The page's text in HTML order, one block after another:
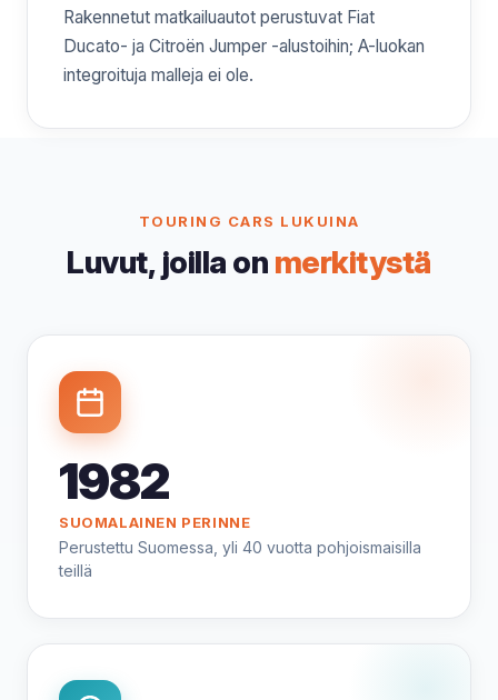
Rakennetut matkailuautot perustuvat Fiat
Ducato- ja Citroën Jumper -alustoihin; A-luokan
integroituja malleja ei ole.
TOURING CARS LUKUINA
Luvut, joilla on merkitystä
1982
SUOMALAINEN PERINNE
Perustettu Suomessa, yli 40 vuotta pohjoismaisilla
teillä